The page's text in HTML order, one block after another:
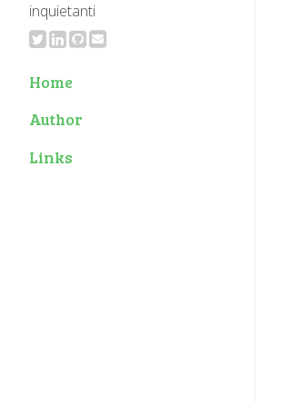
inquietanti
Home
Author
Links